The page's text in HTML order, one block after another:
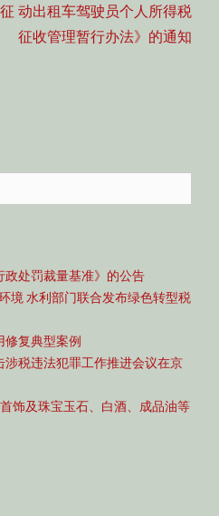
post:
动出租车驾驶员个人所得税
征收管理暂行办法》的通知
政处罚裁量基准》的公告
境 水利部门联合发布绿色转型税
复典型案例
税违法犯罪工作推进会议在京
饰及珠宝玉石、白酒、成品油等